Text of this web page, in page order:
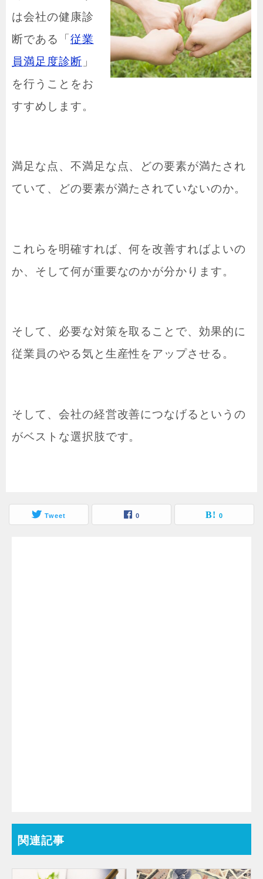
は会社の健康診
断である「従業
員満足度診断 」
を行うことをお
すすめします。
満足な点、不満足な点、どの要素が満たされ
ていて、どの要素が満たされていないのか。
これらを明確すれば、何を改善すればよいの
か、そして何が重要なのかが分かります。
そして、必要な対策を取ることで、効果的に
従業員のやる気と生産性をアップさせる。
そして、会社の経営改善につなげるというの
がベストな選択肢です。
Tweet 0 0
関連記事